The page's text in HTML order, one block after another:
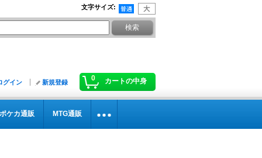
文字サイズ:
0 カートの中身
グイン 新規登録
ポケカ通販 MTG通販